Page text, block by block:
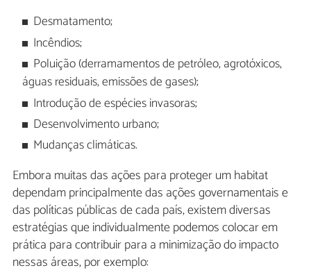
Desmatamento;
Incêndios;
Poluição (derramamentos de petróleo, agrotóxicos,
águas residuais, emissões de gases);
Introdução de espécies invasoras;
Desenvolvimento urbano;
Mudanças climáticas.
Embora muitas das ações para proteger um habitat
dependam principalmente das ações governamentais e
das políticas públicas de cada país, existem diversas
estratégias que individualmente podemos colocar em
prática para contribuir para a minimização do impacto
nessas áreas, por exemplo: